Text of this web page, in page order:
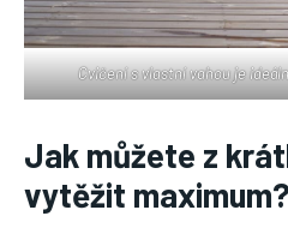
Cvičení s vlastní vahou je
Jak můžete z
vytěžit maximum?